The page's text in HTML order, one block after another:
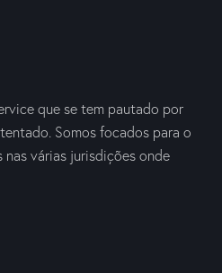
que se tem pautado por
Somos focados para o
várias jurisdições onde